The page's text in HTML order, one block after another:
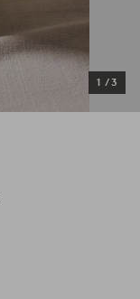
1 /3